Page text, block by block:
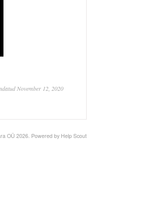
November 12, 2020
OÜ 2026. Powered by Help Scout